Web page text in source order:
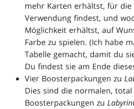
mehr Karten erhältst, für
Verwendung findest, und
Möglichkeit erhältst, auf
Farbe zu spielen. (Ich habe
Tabelle gemacht, damit du
Du findest sie am Ende
Vier Boosterpackungen zu
Dies sind die normalen, total
Boosterpackungen zu